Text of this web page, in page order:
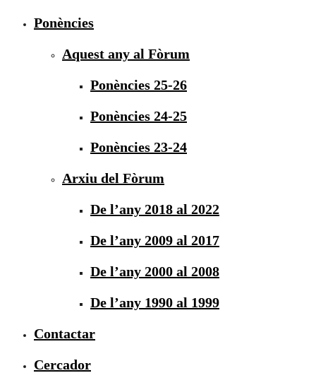
Ponències
Aquest any al Fòrum
Ponències 25-26
Ponències 24-25
Ponències 23-24
Arxiu del Fòrum
De l’any 2018 al 2022
De l’any 2009 al 2017
De l’any 2000 al 2008
De l’any 1990 al 1999
Contactar
Cercador